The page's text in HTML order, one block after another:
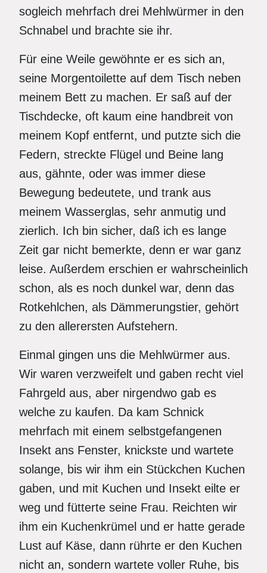
sogleich mehrfach drei Mehlwürmer in den
Schnabel und brachte sie ihr.
Für eine Weile gewöhnte er es sich an,
seine Morgentoilette auf dem Tisch neben
meinem Bett zu machen. Er saß auf der
Tischdecke, oft kaum eine handbreit von
meinem Kopf entfernt, und putzte sich die
Federn, streckte Flügel und Beine lang
aus, gähnte, oder was immer diese
Bewegung bedeutete, und trank aus
meinem Wasserglas, sehr anmutig und
zierlich. Ich bin sicher, daß ich es lange
Zeit gar nicht bemerkte, denn er war ganz
leise. Außerdem erschien er wahrscheinlich
schon, als es noch dunkel war, denn das
Rotkehlchen, als Dämmerungstier, gehört
zu den allerersten Aufstehern.
Einmal gingen uns die Mehlwürmer aus.
Wir waren verzweifelt und gaben recht viel
Fahrgeld aus, aber nirgendwo gab es
welche zu kaufen. Da kam Schnick
mehrfach mit einem selbstgefangenen
Insekt ans Fenster, knickste und wartete
solange, bis wir ihm ein Stückchen Kuchen
gaben, und mit Kuchen und Insekt eilte er
weg und fütterte seine Frau. Reichten wir
ihm ein Kuchenkrümel und er hatte gerade
Lust auf Käse, dann rührte er den Kuchen
nicht an, sondern wartete voller Ruhe, bis